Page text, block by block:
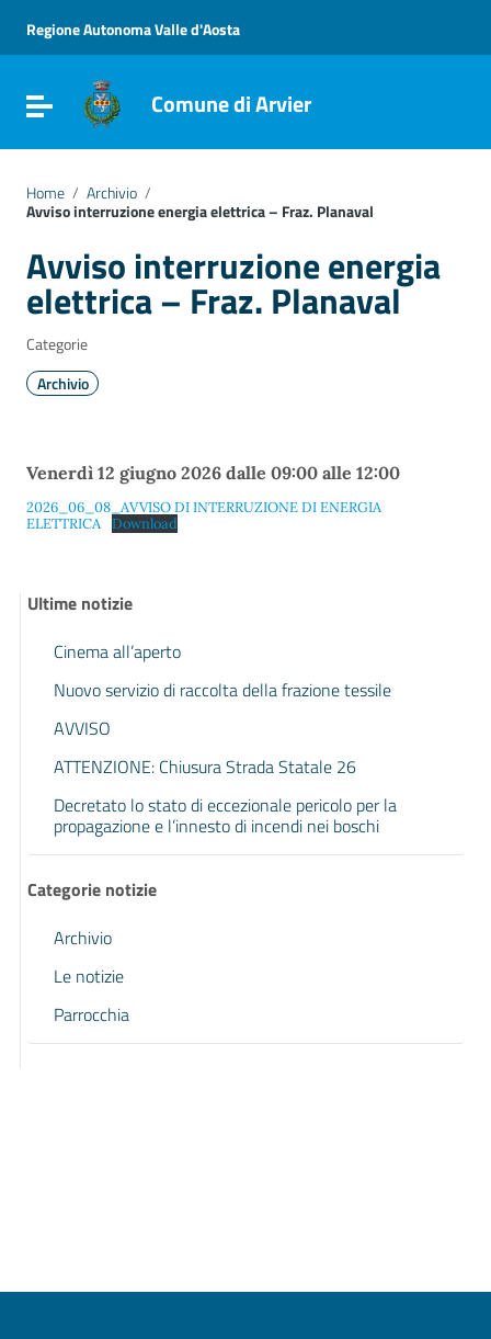
Vai al menu di navigazione
Vai al footer
Regione Autonoma Valle d'Aosta
Attiva / disattiva la navigazione
Comune di Arvier
Home / Archivio /
Avviso interruzione energia elettrica – Fraz. Planaval
Avviso interruzione energia
elettrica – Fraz. Planaval
Categorie
Archivio
Venerdì 12 giugno 2026 dalle 09:00 alle 12:00
2026_06_08_AVVISO DI INTERRUZIONE DI ENERGIA
ELETTRICA Download
Ultime notizie
Cinema all’aperto
Nuovo servizio di raccolta della frazione tessile
AVVISO
ATTENZIONE: Chiusura Strada Statale 26
Decretato lo stato di eccezionale pericolo per la
propagazione e l’innesto di incendi nei boschi
Categorie notizie
Archivio
Le notizie
Parrocchia